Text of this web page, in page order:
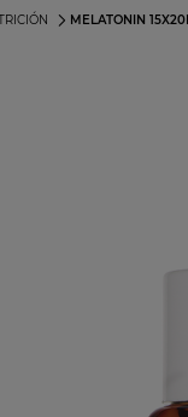
MELATONIN